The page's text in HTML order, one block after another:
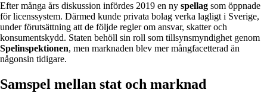
Efter många års diskussion infördes 2019 en ny spellag som öppnade
för licenssystem. Därmed kunde privata bolag verka lagligt i Sverige,
under förutsättning att de följde regler om ansvar, skatter och
konsumentskydd. Staten behöll sin roll som tillsynsmyndighet genom
Spelinspektionen, men marknaden blev mer mångfacetterad än
någonsin tidigare.
Samspel mellan stat och marknad